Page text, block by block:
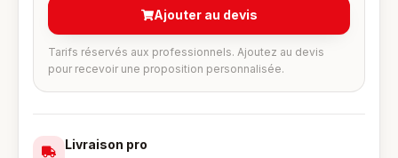
Ajouter au devis
Tarifs réservés aux professionnels. Ajoutez au devis
pour recevoir une proposition personnalisée.
Livraison pro